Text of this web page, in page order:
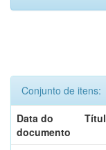
Conjunto de itens:
Data do
documento